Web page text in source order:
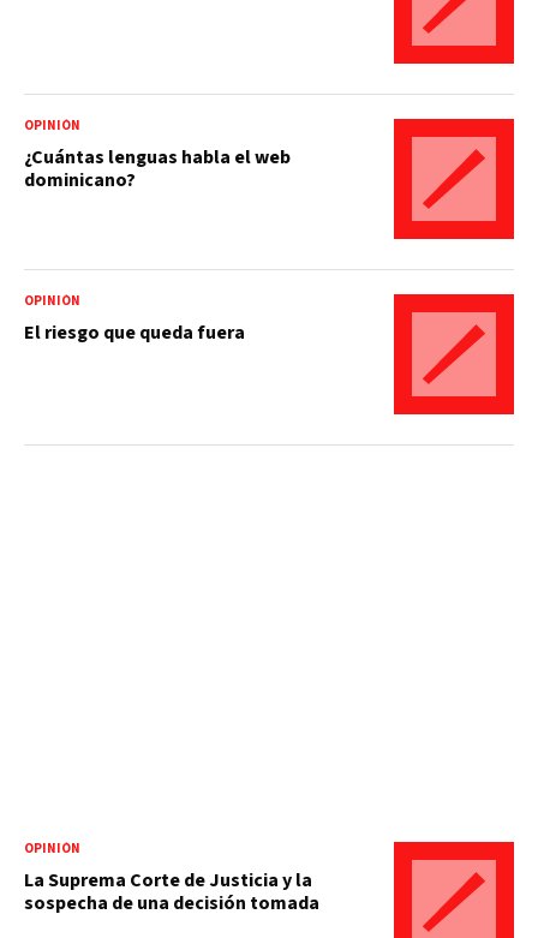
OPINIÓN
¿Cuántas lenguas habla el web
dominicano?
OPINIÓN
El riesgo que queda fuera
OPINIÓN
La Suprema Corte de Justicia y la
sospecha de una decisión tomada